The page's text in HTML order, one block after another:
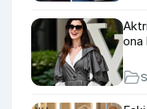
ona